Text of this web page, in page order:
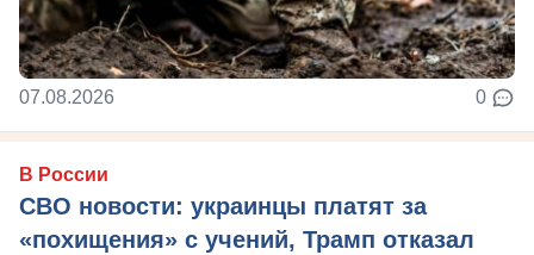
07.08.2026 0
В России
СВО новости: украинцы платят за
«похищения» с учений, Трамп отказал